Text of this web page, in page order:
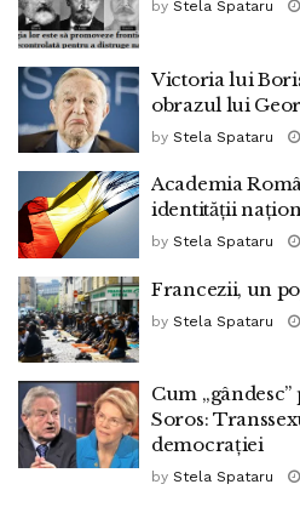
by Stela Spataru
Victoria lui
obrazul lui
by Stela Spataru
Academia
identității
by Stela Spataru
Francezii, un
by Stela Spataru
Cum
Soros:
democrației
by Stela Spataru